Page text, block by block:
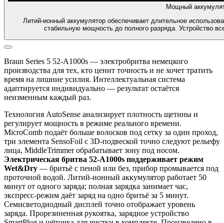
Мощный
Литий-ионный аккумулятор обеспечивает длительное
стабильную мощность до полного разряда. Устройство
Braun Series 5 52-A1000s — электробритва немецкого
производства для тех, кто ценит точность и не хочет тратить
время на лишние усилия. Интеллектуальная система
адаптируется индивидуально — результат остаётся
неизменным каждый раз.
Технология AutoSense анализирует плотность щетины и
регулирует мощность в режиме реального времени.
MicroComb подаёт больше волосков под сетку за один проход,
три элемента SensoFoil с 3D-подвеской точно следуют рельефу
лица, MiddleTrimmer обрабатывает зону под носом.
Электрическая бритва 52-A1000s поддерживает режим
Wet&Dry — бритьё с пеной или без, прибор промывается под
проточной водой. Литий-ионный аккумулятор работает 50
минут от одного заряда; полная зарядка занимает час,
экспресс-режим даёт заряд на одно бритьё за 5 минут.
Семисветодиодный дисплей точно отображает уровень
заряда. Прорезиненная рукоятка, зарядное устройство